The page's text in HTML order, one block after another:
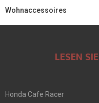
Wohnaccessoires
LESEN
Honda Cafe Racer